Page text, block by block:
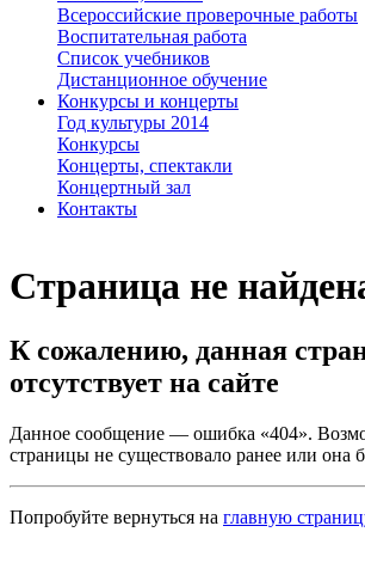
Всероссийские проверочные работы
Воспитательная работа
Список учебников
Дистанционное обучение
Конкурсы и концерты
Год культуры 2014
Конкурсы
Концерты, спектакли
Концертный зал
Контакты
Страница не
К сожалению, данная
отсутствует на сайте
Данное сообщение — ошибка «404».
страницы не существовало ранее или она
Попробуйте вернуться на главную